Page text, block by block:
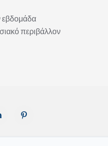
εβδομάδα
περιβάλλον